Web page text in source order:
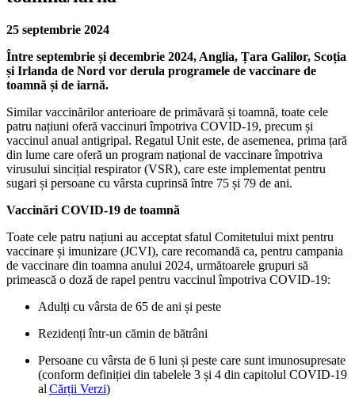
25 septembrie 2024
Între septembrie și decembrie 2024, Anglia, Țara Galilor, Scoția
și Irlanda de Nord vor derula programele de vaccinare de
toamnă și de iarnă.
Similar vaccinărilor anterioare de primăvară și toamnă, toate cele
patru națiuni oferă vaccinuri împotriva COVID-19, precum și
vaccinul anual antigripal. Regatul Unit este, de asemenea, prima țară
din lume care oferă un program național de vaccinare împotriva
virusului sincițial respirator (VSR), care este implementat pentru
sugari și persoane cu vârsta cuprinsă între 75 și 79 de ani.
Vaccinări COVID-19 de toamnă
Toate cele patru națiuni au acceptat sfatul Comitetului mixt pentru
vaccinare și imunizare (JCVI), care recomandă ca, pentru campania
de vaccinare din toamna anului 2024, următoarele grupuri să
primească o doză de rapel pentru vaccinul împotriva COVID-19:
Adulți cu vârsta de 65 de ani și peste
Rezidenți într-un cămin de bătrâni
Persoane cu vârsta de 6 luni și peste care sunt imunosupresate
(conform definiției din tabelele 3 și 4 din capitolul COVID-19
al Cărții Verzi)